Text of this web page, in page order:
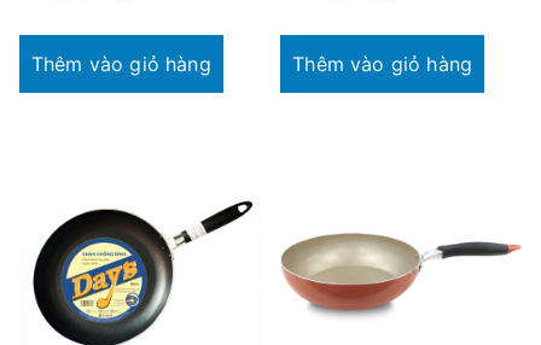
Thêm vào giỏ hàng Thêm vào giỏ hàng